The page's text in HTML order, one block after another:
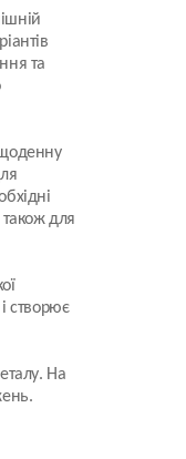
та
також для
створює
На